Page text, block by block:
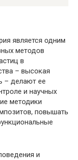
является одним
методов
в
– высокая
– делают ее
и научных
методики
повышать
и